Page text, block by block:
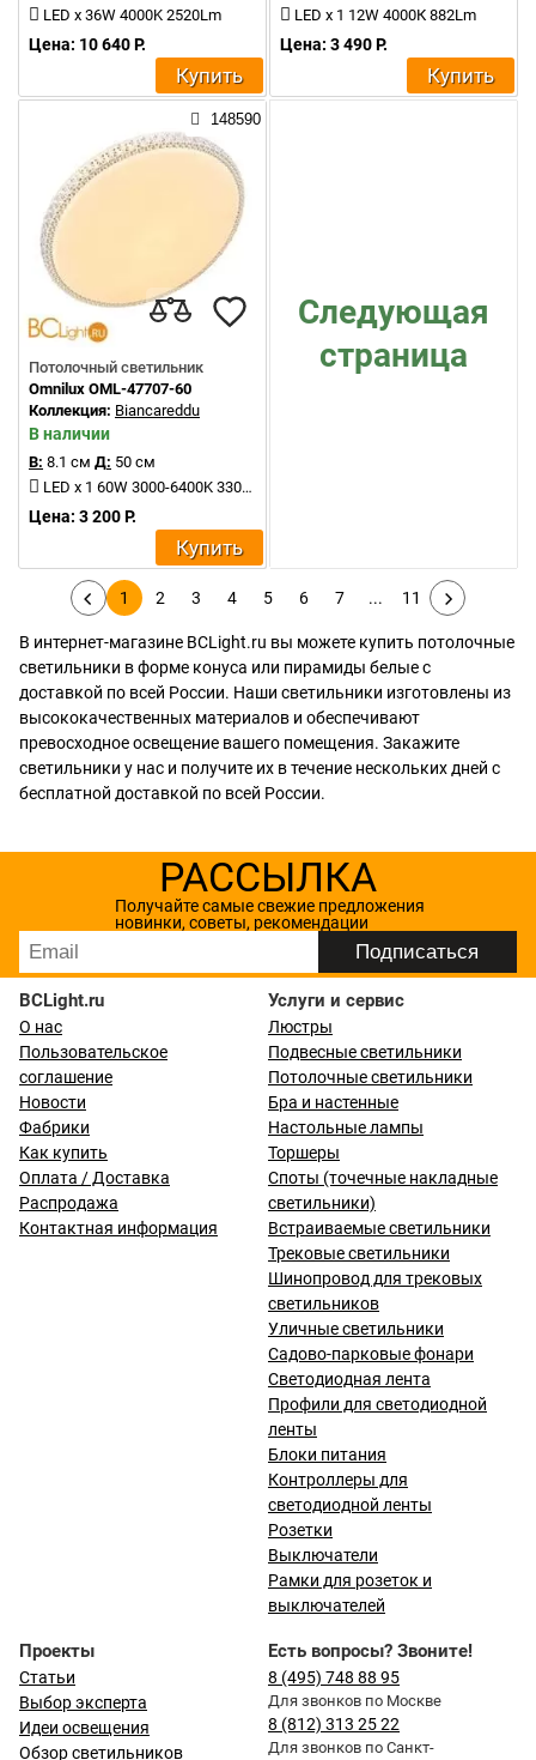
LED x 36W 4000K 2520Lm
Цена: 10 640 Р.
Купить
LED x 1 12W 4000К 882Lm
Цена: 3 490 Р.
Купить
148590
Потолочный светильник
Omnilux OML-47707-60
Коллекция: Biancareddu
В наличии
В: 8.1 см Д: 50 см
LED x 1 60W 3000-6400K 3300lm
Цена: 3 200 Р.
Купить
Следующая
страница
1 2 3 4 5 6 7 ... 11
В интернет-магазине BCLight.ru вы можете купить потолочные
светильники в форме конуса или пирамиды белые с
доставкой по всей России. Наши светильники изготовлены из
высококачественных материалов и обеспечивают
превосходное освещение вашего помещения. Закажите
светильники у нас и получите их в течение нескольких дней с
бесплатной доставкой по всей России.
РАССЫЛКА
Получайте самые свежие предложения
новинки, советы, рекомендации
BCLight.ru
О нас
Пользовательское
соглашение
Новости
Фабрики
Как купить
Оплата / Доставка
Распродажа
Контактная информация
Услуги и сервис
Люстры
Подвесные светильники
Потолочные светильники
Бра и настенные
Настольные лампы
Торшеры
Споты (точечные накладные
светильники)
Встраиваемые светильники
Трековые светильники
Шинопровод для трековых
светильников
Уличные светильники
Садово-парковые фонари
Светодиодная лента
Профили для светодиодной
ленты
Блоки питания
Контроллеры для
светодиодной ленты
Розетки
Выключатели
Рамки для розеток и
выключателей
Проекты
Статьи
Выбор эксперта
Идеи освещения
Обзор светильников
Есть вопросы? Звоните!
8 (495) 748 88 95
Для звонков по Москве
8 (812) 313 25 22
Для звонков по Санкт-